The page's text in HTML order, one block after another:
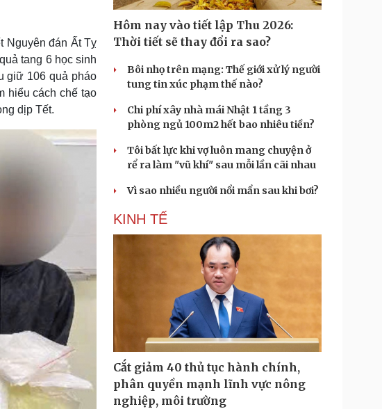
Tư vấn
Săn Tour
check-in
Podcast
Đọc truyện đêm khuya
Cửa sổ tình yêu
Hạt giống tâm hồn
Nguyên đán Ất Tỵ
tang 6 học sinh
giữ 106 quả pháo
hiểu cách chế tạo
dịp Tết.
Hôm nay vào tiết lập Thu 2026:
Thời tiết sẽ thay đổi ra sao?
Bôi nhọ trên mạng: Thế giới xử lý người
tung tin xúc phạm thế nào?
Chi phí xây nhà mái Nhật 1 tầng 3
phòng ngủ 100m2 hết bao nhiêu tiền?
Tôi bất lực khi vợ luôn mang chuyện ở
rể ra làm "vũ khí" sau mỗi lần cãi nhau
Vì sao nhiều người nổi mẩn sau khi bơi?
KINH TẾ
Cắt giảm 40 thủ tục hành chính,
phân quyền mạnh lĩnh vực nông
nghiệp, môi trường